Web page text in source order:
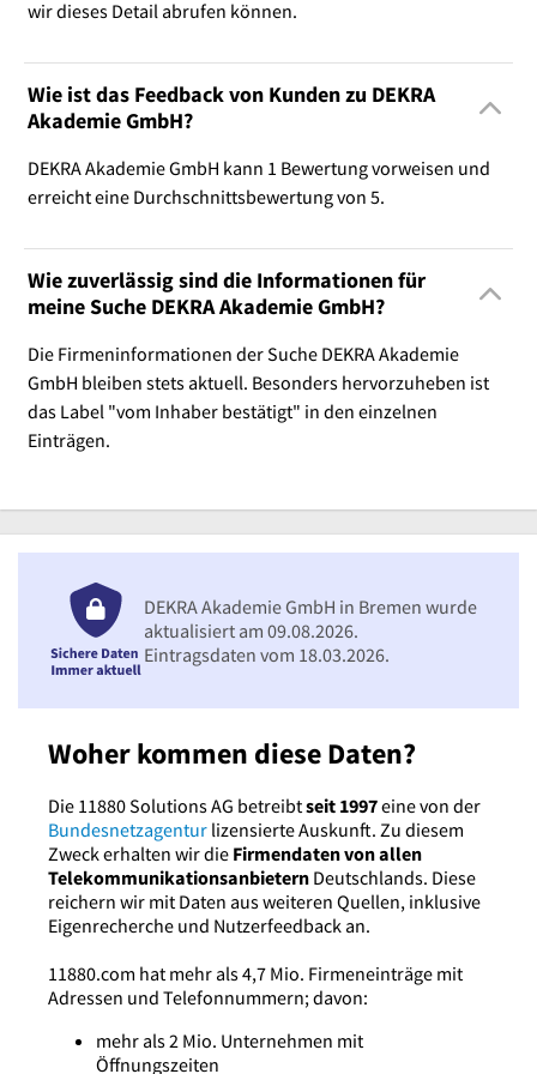
wir dieses Detail abrufen können.
Wie ist das Feedback von Kunden zu DEKRA
Akademie GmbH?
DEKRA Akademie GmbH kann 1 Bewertung vorweisen und
erreicht eine Durchschnittsbewertung von 5.
Wie zuverlässig sind die Informationen für
meine Suche DEKRA Akademie GmbH?
Die Firmeninformationen der Suche DEKRA Akademie
GmbH bleiben stets aktuell. Besonders hervorzuheben ist
das Label "vom Inhaber bestätigt" in den einzelnen
Einträgen.
Woher kommen diese Daten?
Die 11880 Solutions AG betreibtseit 1997eine von der
Bundesnetzagentur lizensierte Auskunft. Zu diesem
Zweck erhalten wir die Firmendaten von allen
Telekommunikationsanbietern Deutschlands. Diese
reichern wir mit Daten aus weiteren Quellen, inklusive
Eigenrecherche und Nutzerfeedback an.
11880.com hat mehr als 4,7 Mio. Firmeneinträge mit
Adressen und Telefonnummern; davon:
mehr als 2 Mio. Unternehmen mit
Öffnungszeiten
DEKRA Akademie GmbH in Bremen wurde
aktualisiert am 09.08.2026.
Eintragsdaten vom 18.03.2026.